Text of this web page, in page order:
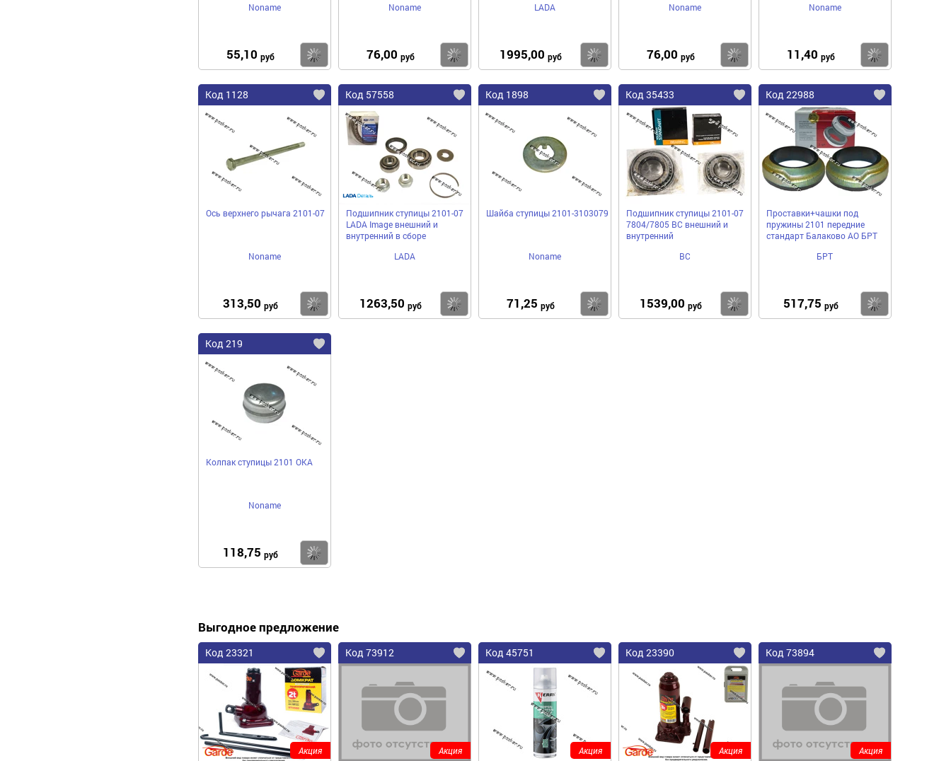
Noname
55,10 руб Купить
Noname
76,00 руб Купить
LADA
1995,00 руб Купить
Noname
76,00 руб Купить
Noname
11,40 руб
Код 1128
Ось верхнего рычага 2101-07
Noname
313,50 руб Купить
Код 57558
Подшипник ступицы 2101-07
LADA Image внешний и
внутренний в сборе
LADA
1263,50 руб Купить
Код 1898
Шайба ступицы 2101-3103079
Noname
71,25 руб Купить
Код 35433
Подшипник ступицы 2101-07
7804/7805 ВС внешний и
внутренний
ВС
1539,00 руб Купить
Код 22988
Проставки+чашки под
пружины 2101 передние
стандарт Балаково АО БРТ
БРТ
517,75 руб
Код 219
Колпак ступицы 2101 ОКА
Noname
118,75 руб
Выгодное предложение
Код 23321
Акция
Код 73912
Акция
Код 45751
Акция
Код 23390
Акция
Код 73894
Акция